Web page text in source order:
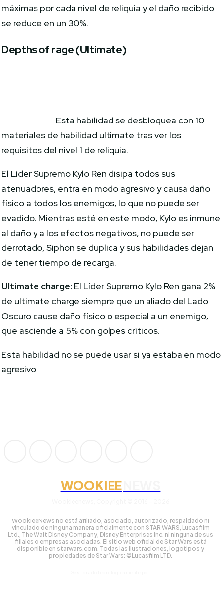
máximas por cada nivel de reliquia y el daño recibido
se reduce en un 30%.
Depths of rage (Ultimate)
Esta habilidad se desbloquea con 10
materiales de habilidad ultimate tras ver los
requisitos del nivel 1 de reliquia.
El Líder Supremo Kylo Ren disipa todos sus
atenuadores, entra en modo agresivo y causa daño
físico a todos los enemigos, lo que no puede ser
evadido. Mientras esté en este modo, Kylo es inmune
al daño y a los efectos negativos, no puede ser
derrotado, Siphon se duplica y sus habilidades dejan
de tener tiempo de recarga.
Ultimate charge: El Líder Supremo Kylo Ren gana 2%
de ultimate charge siempre que un aliado del Lado
Oscuro cause daño físico o especial a un enemigo,
que asciende a 5% con golpes críticos.
Esta habilidad no se puede usar si ya estaba en modo
agresivo.
WOOKIEE
WookieeNews no está afiliado, asociado, autorizado, respaldado ni
vinculado de ninguna manera oficialmente con STAR WARS, Lucasfilm
Ltd., The Walt Disney Company, Disney Enterprises Inc. ni ninguna de sus
filiales o empresas asociadas. El sitio web oficial de Star Wars está
disponible en starwars.com. Todas las ilustraciones, logotipos y
propiedades de Star Wars: ©Lucasfilm LTD.